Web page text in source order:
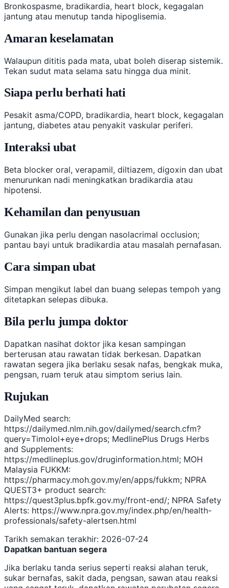
Bronkospasme, bradikardia, heart block, kegagalan
jantung atau menutup tanda hipoglisemia.
Amaran keselamatan
Walaupun dititis pada mata, ubat boleh diserap sistemik.
Tekan sudut mata selama satu hingga dua minit.
Siapa perlu berhati hati
Pesakit asma/COPD, bradikardia, heart block, kegagalan
jantung, diabetes atau penyakit vaskular periferi.
Interaksi ubat
Beta blocker oral, verapamil, diltiazem, digoxin dan ubat
menurunkan nadi meningkatkan bradikardia atau
hipotensi.
Kehamilan dan penyusuan
Gunakan jika perlu dengan nasolacrimal occlusion;
pantau bayi untuk bradikardia atau masalah pernafasan.
Cara simpan ubat
Simpan mengikut label dan buang selepas tempoh yang
ditetapkan selepas dibuka.
Bila perlu jumpa doktor
Dapatkan nasihat doktor jika kesan sampingan
berterusan atau rawatan tidak berkesan. Dapatkan
rawatan segera jika berlaku sesak nafas, bengkak muka,
pengsan, ruam teruk atau simptom serius lain.
Rujukan
DailyMed search:
https://dailymed.nlm.nih.gov/dailymed/search.cfm?
query=Timolol+eye+drops; MedlinePlus Drugs Herbs
and Supplements:
https://medlineplus.gov/druginformation.html; MOH
Malaysia FUKKM:
https://pharmacy.moh.gov.my/en/apps/fukkm; NPRA
QUEST3+ product search:
https://quest3plus.bpfk.gov.my/front-end/; NPRA Safety
Alerts: https://www.npra.gov.my/index.php/en/health-
professionals/safety-alertsen.html
Tarikh semakan terakhir: 2026-07-24
Dapatkan bantuan segera
Jika berlaku tanda serius seperti reaksi alahan teruk,
sukar bernafas, sakit dada, pengsan, sawan atau reaksi